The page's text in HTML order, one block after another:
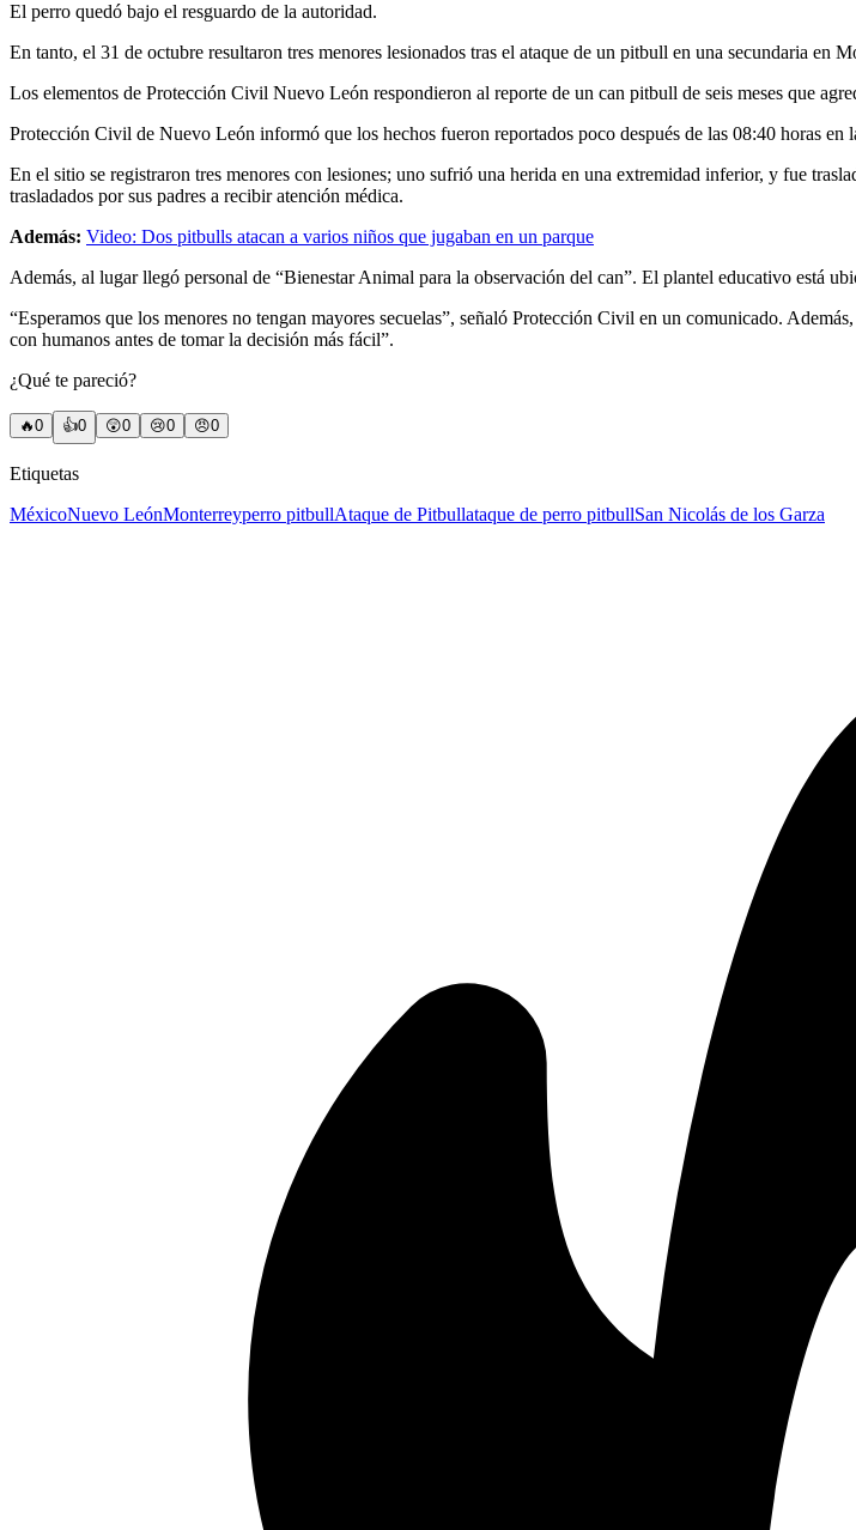
El perro quedó bajo el resguardo de la autoridad.
En tanto, el 31 de octubre resultaron tres menores lesionados tras el ataque de un pitbull en una secundaria en
Los elementos de Protección Civil Nuevo León respondieron al reporte de un can pitbull de seis meses que
Protección Civil de Nuevo León informó que los hechos fueron reportados poco después de las 08:40 horas
En el sitio se registraron tres menores con lesiones; uno sufrió una herida en una extremidad inferior, y fue
trasladados por sus padres a recibir atención médica.
Además: Video: Dos pitbulls atacan a varios niños que jugaban en un parque
Además, al lugar llegó personal de “Bienestar Animal para la observación del can”. El plantel educativo está
“Esperamos que los menores no tengan mayores secuelas”, señaló Protección Civil en un comunicado.
con humanos antes de tomar la decisión más fácil”.
¿Qué te pareció?
🔥0 👍0 😲0 😢0 😠0
Etiquetas
MéxicoNuevo LeónMonterreyperro pitbullAtaque de Pitbullataque de perro pitbullSan Nicolás de los Garza